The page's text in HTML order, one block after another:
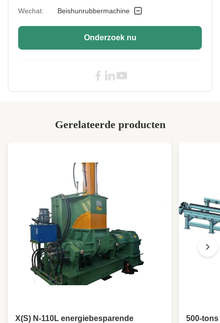
2-20min
Machine van de de Knedermixer van Ce de
Wechat: Beishunrubbermachine
Onderzoek nu
Gerelateerde producten
X(S) N-110L energiebesparende
500-